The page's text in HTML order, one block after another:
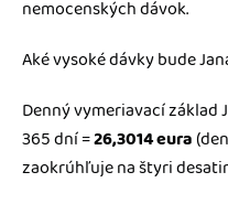
nemocenských dávok.
Aké vysoké dávky bude
Denný vymeriavací základ
365 dní =26,3014 eura
zaokrúhľuje na štyri